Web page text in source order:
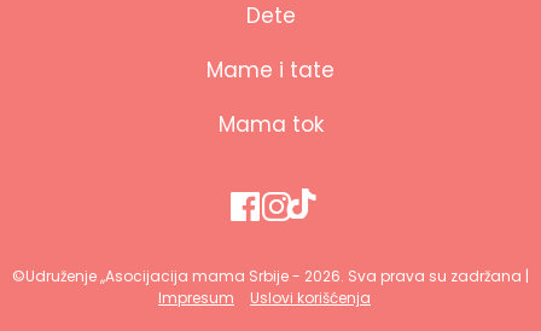
Dete
Mame i tate
Mama tok
©Udruženje ,,Asocijacija mama Srbije - 2026. Sva prava su zadržana |
Impresum
Uslovi korišćenja